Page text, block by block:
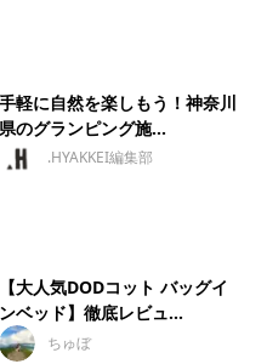
手軽に自然を楽しもう！神奈川
県のグランピング施...
.HYAKKEI編集部
【大人気DODコット バッグイ
ンベッド】徹底レビュ...
ちゅぼ